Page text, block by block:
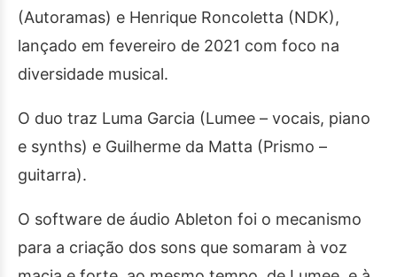
(Autoramas) e Henrique Roncoletta (NDK),
lançado em fevereiro de 2021 com foco na
diversidade musical.
O duo traz Luma Garcia (Lumee – vocais, piano
e synths) e Guilherme da Matta (Prismo –
guitarra).
O software de áudio Ableton foi o mecanismo
para a criação dos sons que somaram à voz